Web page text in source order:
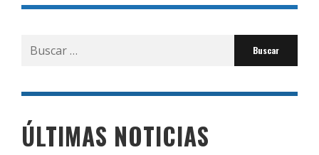
Buscar
por:
ÚLTIMAS NOTICIAS